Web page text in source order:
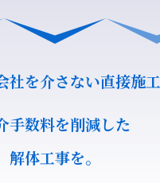
社を介さない直接施工
手数料を削減した
解体工事を。